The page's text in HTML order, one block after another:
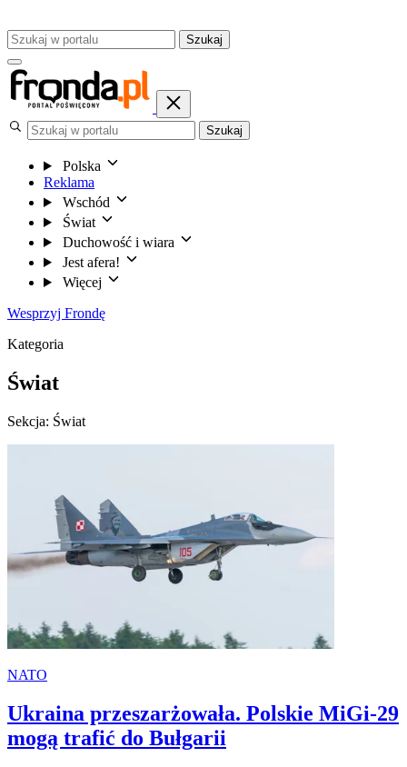
Szukaj
Szukaj
Polska
Reklama
Wschód
Świat
Duchowość i wiara
Jest afera!
Więcej
Wesprzyj Frondę
Kategoria
Świat
Sekcja: Świat
NATO
Ukraina przeszarżowała. Polskie MiGi-29
mogą trafić do Bułgarii